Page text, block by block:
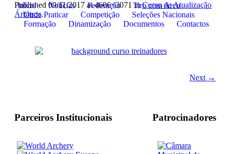
Início Notícias Federação
Tiro com Arco
Onde Praticar
Competição
Seleções Nacionais
Formação
Dinamização Documentos Contactos
Published 09/11/2017 at 4606×3071 inCurso de Atualização
Árbitros.
Next →
Parceiros Institucionais Patrocinadores